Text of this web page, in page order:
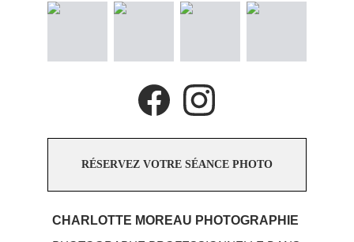
CHARLOTTE MOREAU PHOTOGRAPHIE
RÉSERVEZ VOTRE SÉANCE PHOTO